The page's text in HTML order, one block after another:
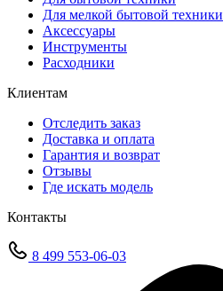
Для мелкой бытовой техники
Аксессуары
Инструменты
Расходники
Клиентам
Отследить заказ
Доставка и оплата
Гарантия и возврат
Отзывы
Где искать модель
Контакты
8 499 553-06-03